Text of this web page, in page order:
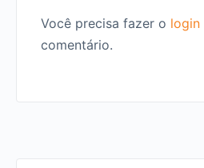
Você precisa fazer o login
comentário.